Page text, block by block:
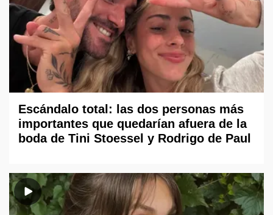
Escándalo total: las dos personas más
importantes que quedarían afuera de la
boda de Tini Stoessel y Rodrigo de Paul